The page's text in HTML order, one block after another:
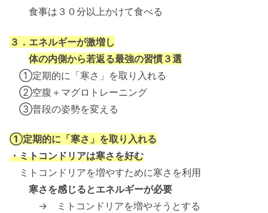
食事は３０分以上かけて食べる
３．エネルギーが激増し
体の内側から若返る最強の習慣３選
①定期的に「寒さ」を取り入れる
②空腹＋マグロトレーニング
③普段の姿勢を変える
①定期的に「寒さ」を取り入れる
・ミトコンドリアは寒さを好む
ミトコンドリアを増やすために寒さを利用
寒さを感じるとエネルギーが必要
→ ミトコンドリアを増やそうとする